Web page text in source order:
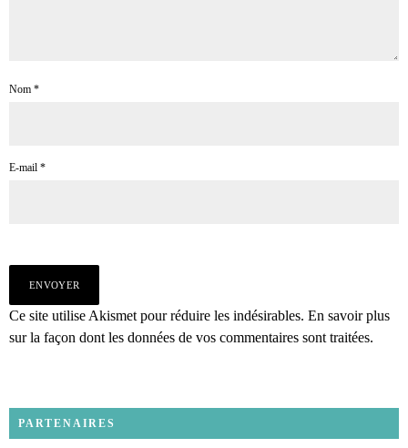
Nom *
E-mail *
Ce site utilise Akismet pour réduire les indésirables. En savoir plus
sur la façon dont les données de vos commentaires sont traitées.
PARTENAIRES